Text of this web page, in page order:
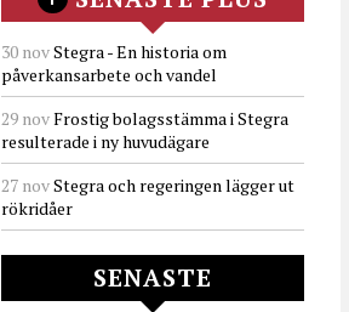
30 novStegra - En historia om
påverkansarbete och vandel
29 novFrostig bolagsstämma i Stegra
resulterade i ny huvudägare
27 novStegra och regeringen lägger ut
rökridåer
SENASTE